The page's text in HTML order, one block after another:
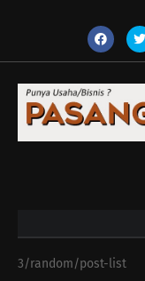
3/random/post-list